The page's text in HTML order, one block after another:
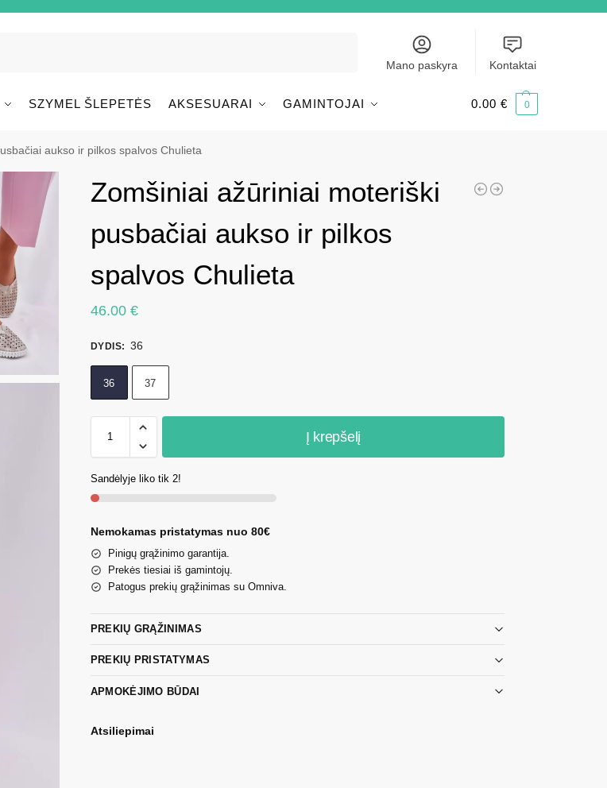
Mano paskyra Kontaktai
SZYMEL ŠLEPETĖS AKSESUARAI GAMINTOJAI 0.00 € 0
aukso ir pilkos spalvos Chulieta
Zomšiniai ažūriniai moteriški
pusbačiai aukso ir pilkos
spalvos Chulieta
46.00 €
DYDIS: 36
36 37
Į krepšelį
Sandėlyje liko tik 2!
Nemokamas pristatymas nuo 80€
Pinigų grąžinimo garantija.
Prekės tiesiai iš gamintojų.
Patogus prekių grąžinimas su Omniva.
PREKIŲ GRĄŽINIMAS
PREKIŲ PRISTATYMAS
APMOKĖJIMO BŪDAI
Atsiliepimai